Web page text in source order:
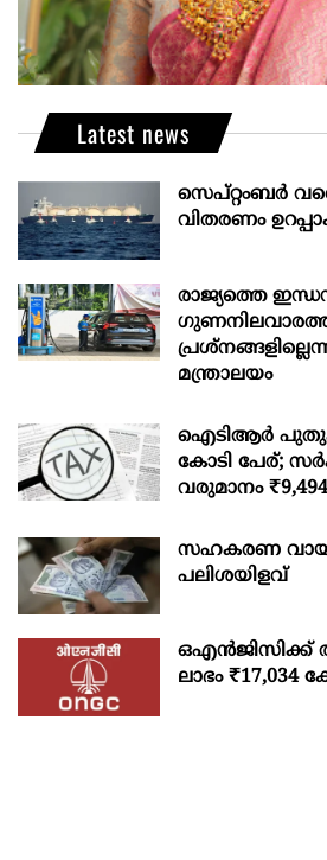
Latest news
സെപ്റ്റംബർ
വിതരണം
രാജ്യത്തെ
മന്ത്രാലയം
ഐടിആര്‍
കോടി പേര്;
വരുമാനം
സഹകരണ
പലിശയിളവ്
ഒഎന്‍ജിസിക്ക്
ലാഭം ₹17,034